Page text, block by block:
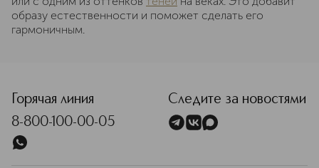
образу естественности и поможет сделать его
гармоничным.
Горячая линия
8-800-100-00-05
Следите за новостями